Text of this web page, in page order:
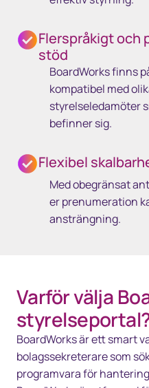
Flerspråkigt och
stöd
BoardWorks finns
kompatibel med
styrelseledamöter
befinner sig.
Flexibel
Med obegränsat
er prenumeration
ansträngning.
Varför välja
BoardWorks är ett smart
bolagssekreterare som
programvara för